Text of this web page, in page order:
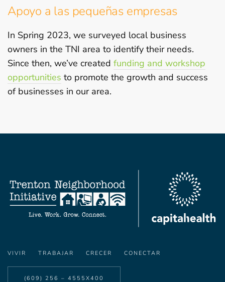
Apoyo a las pequeñas empresas
In Spring 2023, we surveyed local business
owners in the TNI area to identify their needs.
Since then, we’ve created funding and workshop
opportunities to promote the growth and success
of businesses in our area.
VIVIR TRABAJAR CRECER CONECTAR
(609) 256 – 4555X400